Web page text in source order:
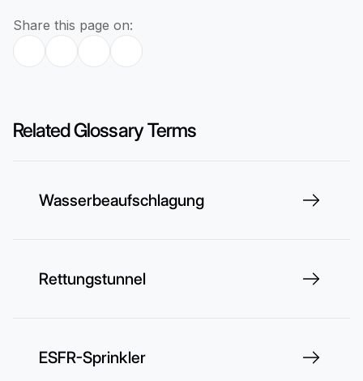
Share this page on:
Related Glossary Terms
Wasserbeaufschlagung
Rettungstunnel
ESFR-Sprinkler